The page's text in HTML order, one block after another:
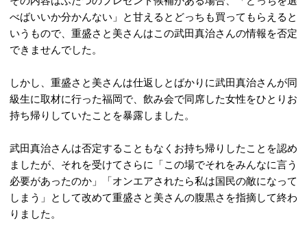
べばいいか分かんない」と甘えるとどっちも買ってもらえると
いうもので、重盛さと美さんはこの武田真治さんの情報を否定
できませんでした。
しかし、重盛さと美さんは仕返しとばかりに武田真治さんが同
級生に取材に行った福岡で、飲み会で同席した女性をひとりお
持ち帰りしていたことを暴露しました。
武田真治さんは否定することもなくお持ち帰りしたことを認め
ましたが、それを受けてさらに「この場でそれをみんなに言う
必要があったのか」「オンエアされたら私は国民の敵になって
しまう」として改めて重盛さと美さんの腹黒さを指摘して終わ
りました。